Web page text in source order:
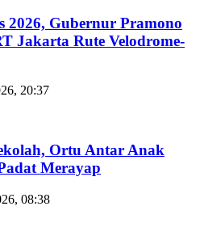
2026, Gubernur Pramono
Jakarta Rute Velodrome-
20:37
Ortu Antar Anak
Merayap
08:38